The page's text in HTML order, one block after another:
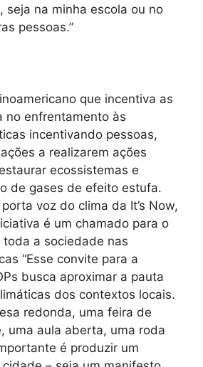
seja na minha escola ou no
pessoas.”
que incentiva as
no enfrentamento às
incentivando pessoas,
a realizarem ações
ecossistemas e
de gases de efeito estufa.
voz do clima da It’s Now,
é um chamado para o
a sociedade nas
“Esse convite para a
busca aproximar a pauta
dos contextos locais.
redonda, uma feira de
uma aula aberta, uma roda
é produzir um